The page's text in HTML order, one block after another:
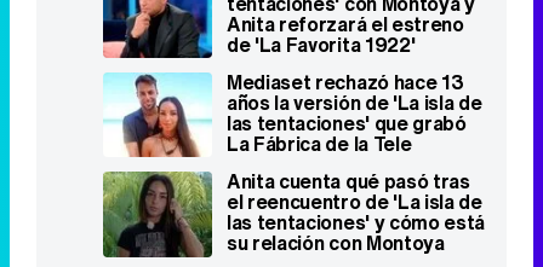
Anita cuenta qué pasó tras
el reencuentro de 'La isla de
las tentaciones' y cómo está
su relación con Montoya
Sandra Barneda se
emociona con las palabras
de Eros y Bayan en su final
de 'La isla de las
tentaciones'